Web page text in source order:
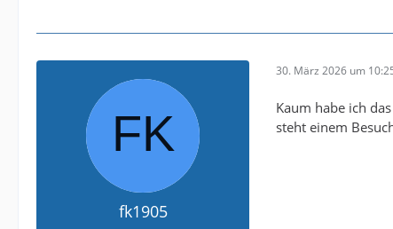
fk1905
30. März 2026 um
Kaum habe ich
steht einem